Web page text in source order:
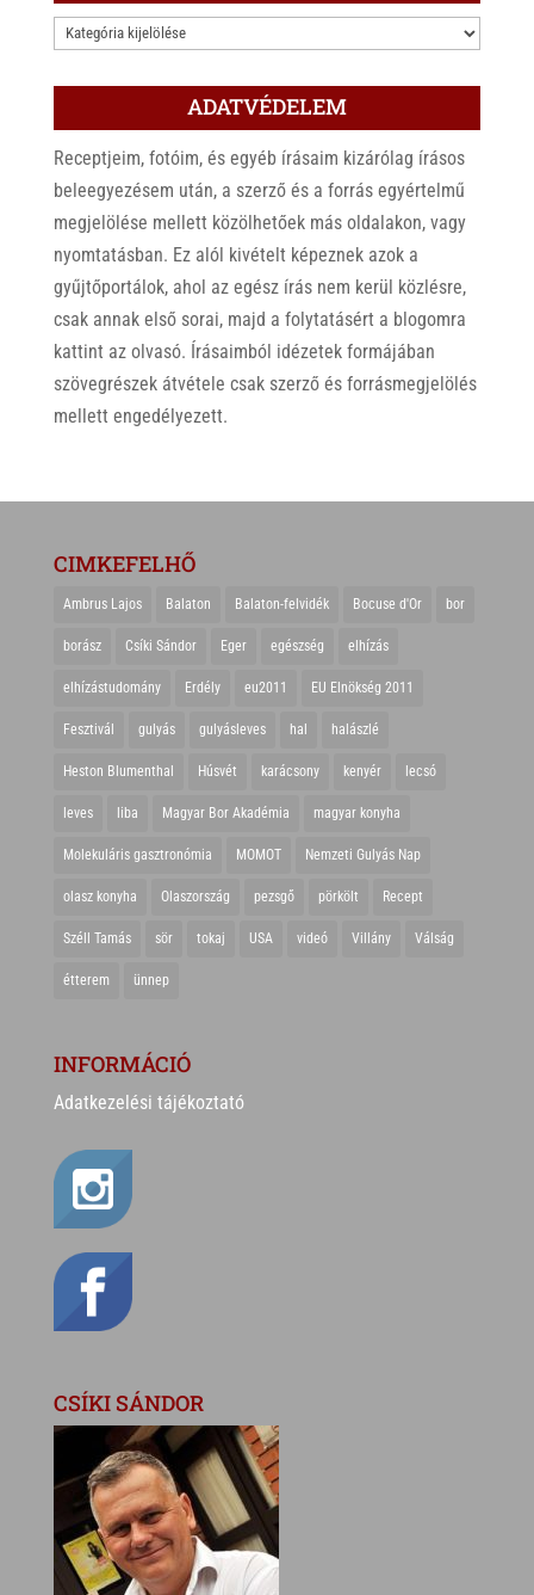
KATEGÓRIÁK
ADATVÉDELEM
Receptjeim, fotóim, és egyéb írásaim kizárólag írásos
beleegyezésem után, a szerző és a forrás egyértelmű
megjelölése mellett közölhetőek más oldalakon, vagy
nyomtatásban. Ez alól kivételt képeznek azok a
gyűjtőportálok, ahol az egész írás nem kerül közlésre,
csak annak első sorai, majd a folytatásért a blogomra
kattint az olvasó. Írásaimból idézetek formájában
szövegrészek átvétele csak szerző és forrásmegjelölés
mellett engedélyezett.
CIMKEFELHŐ
Ambrus Lajos Balaton Balaton-felvidék Bocuse d'Or bor
borász Csíki Sándor Eger egészség elhízás
elhízástudomány Erdély eu2011 EU Elnökség 2011
Fesztivál gulyás gulyásleves hal halászlé
Heston Blumenthal Húsvét karácsony kenyér lecsó
leves liba Magyar Bor Akadémia magyar konyha
Molekuláris gasztronómia MOMOT Nemzeti Gulyás Nap
olasz konyha Olaszország pezsgő pörkölt Recept
Széll Tamás sör tokaj USA videó Villány Válság
étterem ünnep
INFORMÁCIÓ
Adatkezelési tájékoztató
CSÍKI SÁNDOR